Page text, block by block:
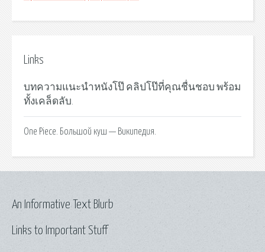
Links
บทความแนะนำหนังโป๊ คลิปโป๊ที่คุณชื่นชอบ พร้อม
ทั้งเคล็ดลับ.
One Piece. Большой куш — Википедия.
Links to Important Stuff
An Informative Text Blurb